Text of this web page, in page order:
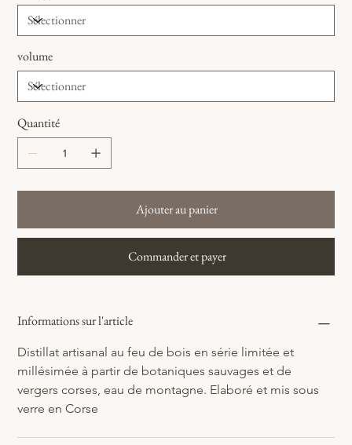
volume
Quantité
Ajouter au panier
Commander et payer
Informations sur l'article
Distillat artisanal au feu de bois en série limitée et
millésimée à partir de botaniques sauvages et de
vergers corses, eau de montagne. Elaboré et mis sous
verre en Corse